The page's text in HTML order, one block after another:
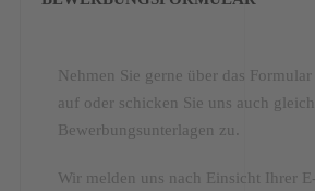
Nehmen Sie gerne über das
auf oder schicken Sie uns auch
Bewerbungsunterlagen zu.
Wir melden uns nach Einsicht Ihrer